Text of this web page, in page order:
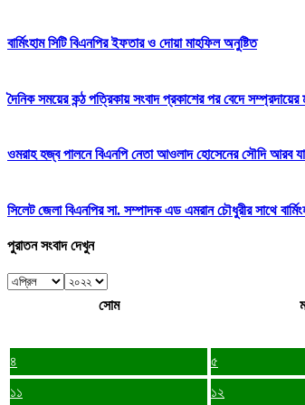
বার্মিংহাম সিটি বিএনপির ইফতার ও দোয়া মাহফিল অনুষ্টিত
দৈনিক সময়ের কন্ঠ পত্রিকায় সংবাদ প্রকাশের পর বেদে
ওমরাহ হজ্ব পালনে বিএনপি নেতা আওলাদ হোসেনের সৌদি আরব
সিলেট জেলা বিএনপির সা. সম্পাদক এড এমরান চৌধুরীর সাথে
পুরাতন সংবাদ দেখুন
সোম
৪
৫
১১
১২